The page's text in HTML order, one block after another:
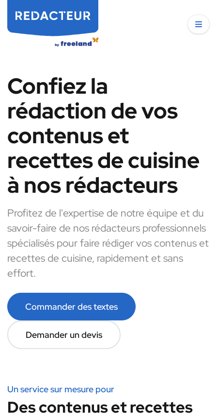
Confiez la
rédaction de vos
contenus et
recettes de cuisine
à nos rédacteurs
Profitez de l'expertise de notre équipe et du
savoir-faire de nos rédacteurs professionnels
spécialisés pour faire rédiger vos contenus et
recettes de cuisine, rapidement et sans
effort.
Commander des textes
Demander un devis
Un service sur mesure pour
Des contenus et recettes